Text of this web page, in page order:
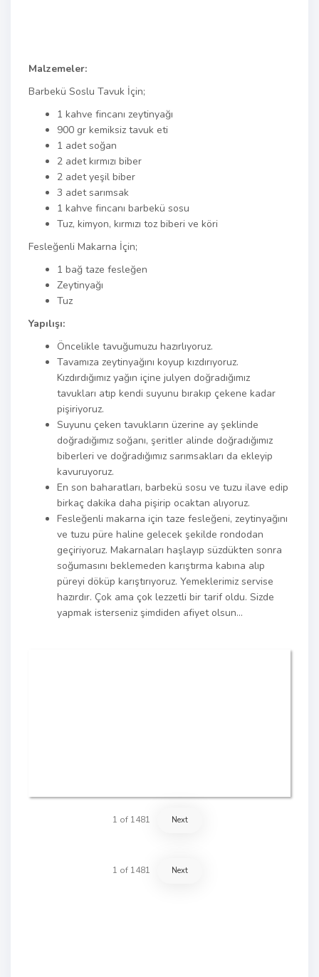
Malzemeler:
Barbekü Soslu Tavuk İçin;
1 kahve fincanı zeytinyağı
900 gr kemiksiz tavuk eti
1 adet soğan
2 adet kırmızı biber
2 adet yeşil biber
3 adet sarımsak
1 kahve fincanı barbekü sosu
Tuz, kimyon, kırmızı toz biberi ve köri
Fesleğenli Makarna İçin;
1 bağ taze fesleğen
Zeytinyağı
Tuz
Yapılışı:
Öncelikle tavuğumuzu hazırlıyoruz.
Tavamıza zeytinyağını koyup kızdırıyoruz.
Kızdırdığımız yağın içine julyen doğradığımız
tavukları atıp kendi suyunu bırakıp çekene kadar
pişiriyoruz.
Suyunu çeken tavukların üzerine ay şeklinde
doğradığımız soğanı, şeritler alinde doğradığımız
biberleri ve doğradığımız sarımsakları da ekleyip
kavuruyoruz.
En son baharatları, barbekü sosu ve tuzu ilave edip
birkaç dakika daha pişirip ocaktan alıyoruz.
Fesleğenli makarna için taze fesleğeni, zeytinyağını
ve tuzu püre haline gelecek şekilde rondodan
geçiriyoruz. Makarnaları haşlayıp süzdükten sonra
soğumasını beklemeden karıştırma kabına alıp
püreyi döküp karıştırıyoruz. Yemeklerimiz servise
hazırdır. Çok ama çok lezzetli bir tarif oldu. Sizde
yapmak isterseniz şimdiden afiyet olsun…
1 of 1481 Next
1 of 1481 Next